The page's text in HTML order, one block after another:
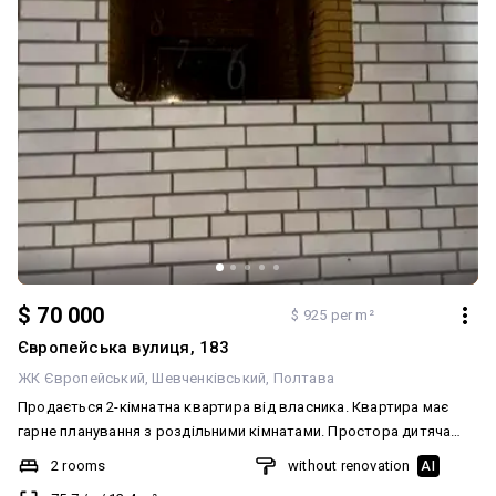
Планування: Роздільна. Санвузол: Роздільний. Система опалення:
Централізоване. Меблювання: Так. Мультимедіа: Швидкісний
інтернет. Комфорт: Відеоспостереження, Кондиціонер, Балкон,
лоджія, Ванна, Ліфт, Меблі на кухні, Госп. приміщення, комора.
Комунікації: Асфальтована дорога, Центральна каналізація,
Електрика, Вивіз відходів, Газ, Центральний водопровід
$ 70 000 $ 925 per m²
Європейська вулиця, 183
ЖК Європейський Шевченківський Полтава
Продається 2-кімнатна квартира від власника. Квартира має
гарне планування з роздільними кімнатами. Простора дитяча
кімната площею 15 м² та велика спальня з панорамними вікнами
площею 18,3 м². Кухня площею 13,4 м² має вихід на велику
2 rooms
without renovation AI